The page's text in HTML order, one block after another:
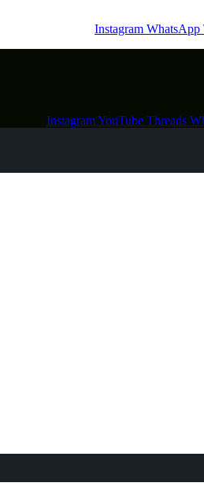
Instagram WhatsApp
InstagramYouTube Threads